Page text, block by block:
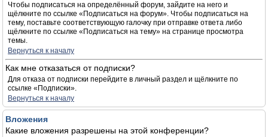
Чтобы подписаться на определённый форум, зайдите на него и
щёлкните по ссылке «Подписаться на форум». Чтобы подписаться на
тему, поставьте соответствующую галочку при отправке ответа либо
щёлкните по ссылке «Подписаться на тему» на странице просмотра
темы.
Вернуться к началу
Как мне отказаться от подписки?
Для отказа от подписки перейдите в личный раздел и щёлкните по
ссылке «Подписки».
Вернуться к началу
Вложения
Какие вложения разрешены на этой конференции?